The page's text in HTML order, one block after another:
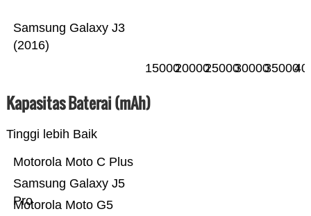
Samsung Galaxy J3
(2016)
1500020000250003000035000
Kapasitas Baterai (mAh)
Tinggi lebih Baik
Motorola Moto G5
Samsung Galaxy J5
Pro
Motorola Moto C Plus